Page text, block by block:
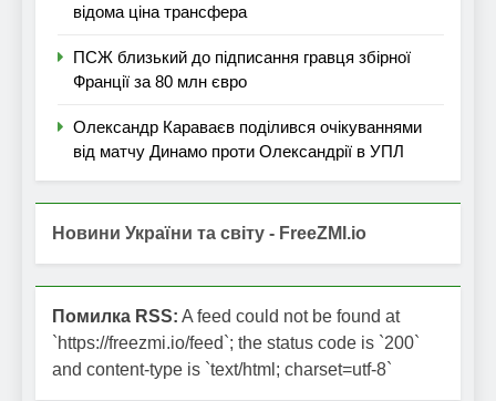
відома ціна трансфера
ПСЖ близький до підписання гравця збірної
Франції за 80 млн євро
Олександр Караваєв поділився очікуваннями
від матчу Динамо проти Олександрії в УПЛ
Новини України та світу - FreeZMI.io
Помилка RSS: A feed could not be found at
`https://freezmi.io/feed`; the status code is `200`
and content-type is `text/html; charset=utf-8`